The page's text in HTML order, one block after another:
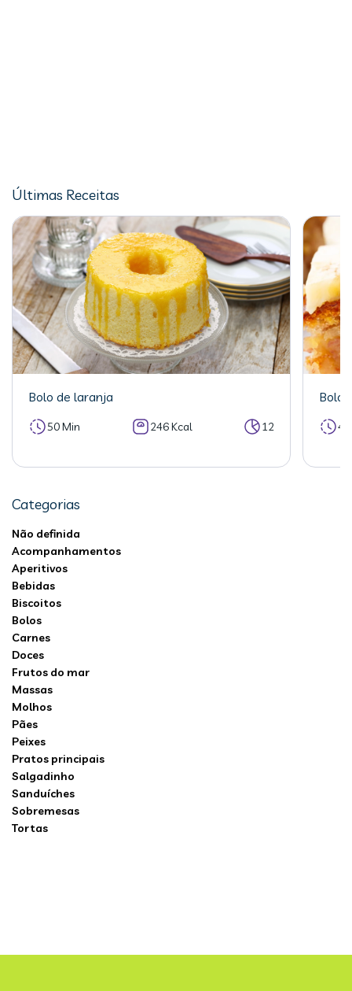
Últimas Receitas
Bolo de laranja
50 Min 246 Kcal 12
Bolo
Categorias
Não definida
Acompanhamentos
Aperitivos
Bebidas
Biscoitos
Bolos
Carnes
Doces
Frutos do mar
Massas
Molhos
Pães
Peixes
Pratos principais
Salgadinho
Sanduíches
Sobremesas
Tortas